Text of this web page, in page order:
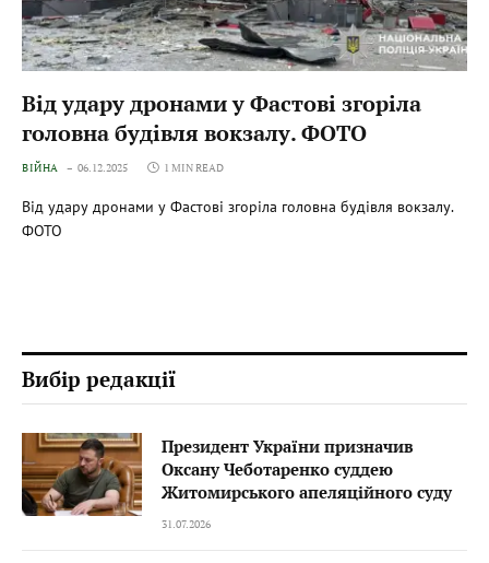
Від удару дронами у Фастові згоріла
головна будівля вокзалу. ФОТО
ВІЙНА 06.12.2025 1 MIN READ
Від удару дронами у Фастові згоріла головна будівля вокзалу.
ФОТО
Вибір редакції
Президент України призначив
Оксану Чеботаренко суддею
Житомирського апеляційного суду
31.07.2026